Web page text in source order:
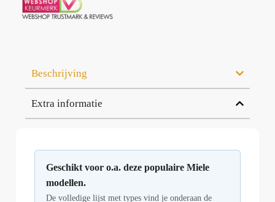
Beschrijving
Extra informatie
Geschikt voor o.a. deze populaire Miele
modellen.
De volledige lijst met types vind je onderaan de